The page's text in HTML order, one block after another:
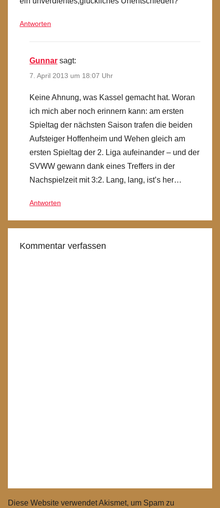
Antworten
Gunnar sagt:
7. April 2013 um 18:07 Uhr
Keine Ahnung, was Kassel gemacht hat. Woran
ich mich aber noch erinnern kann: am ersten
Spieltag der nächsten Saison trafen die beiden
Aufsteiger Hoffenheim und Wehen gleich am
ersten Spieltag der 2. Liga aufeinander – und der
SVWW gewann dank eines Treffers in der
Nachspielzeit mit 3:2. Lang, lang, ist’s her…
Antworten
Kommentar verfassen
Diese Website verwendet Akismet, um Spam zu